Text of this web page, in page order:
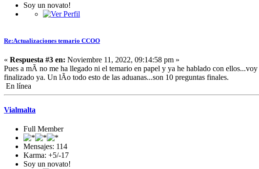
Soy un novato!
Re:Actualizaciones temario CCOO
« Respuesta #3 en: Noviembre 11, 2022, 09:14:58 pm »
Pues a mÃ­ no me ha llegado ni el temario en papel y ya he hablado con
finalizado ya. Un lÃ­o todo esto de las aduanas...son 10 preguntas finales.
En línea
Vialmalta
Full Member
Mensajes: 114
Karma: +5/-17
Soy un novato!